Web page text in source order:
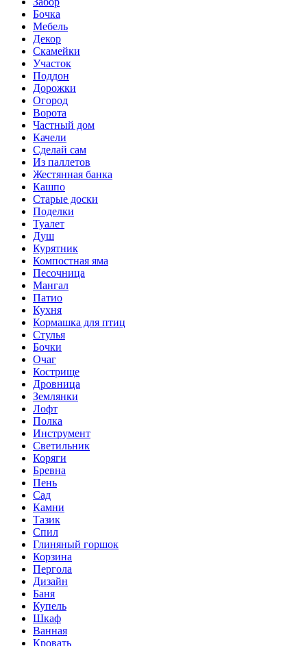
Бочка
Мебель
Декор
Скамейки
Участок
Поддон
Дорожки
Огород
Ворота
Частный дом
Качели
Сделай сам
Из паллетов
Жестянная банка
Кашпо
Старые доски
Поделки
Туалет
Душ
Курятник
Компостная яма
Песочница
Мангал
Патио
Кухня
Кормашка для птиц
Стулья
Бочки
Очаг
Кострище
Дровница
Землянки
Лофт
Полка
Инструмент
Светильник
Коряги
Бревна
Пень
Сад
Камни
Тазик
Спил
Глиняный горшок
Корзина
Пергола
Дизайн
Баня
Купель
Шкаф
Ванная
Кровать